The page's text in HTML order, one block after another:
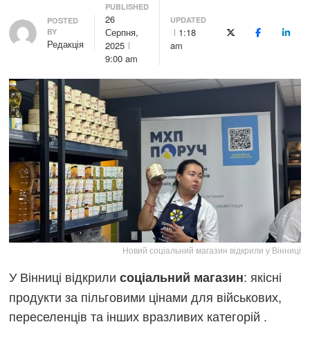
Author
POSTED
BY
Редакція
PUBLISHED
26
Серпня,
2025
9:00 am
UPDATED
1:18
am
X (Twitter)Facebook
Новий соціальний магазин відкрили у Вінниці
У Вінниці відкрилисоціальний магазин: якісні
продукти за пільговими цінами для військових,
переселенців та інших вразливих категорій .